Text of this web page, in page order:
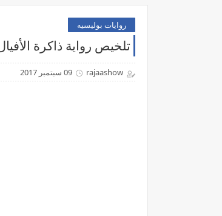
روايات بوليسيه
تلخيص رواية ذاكرة
rajaashow 09 سبتمبر 2017